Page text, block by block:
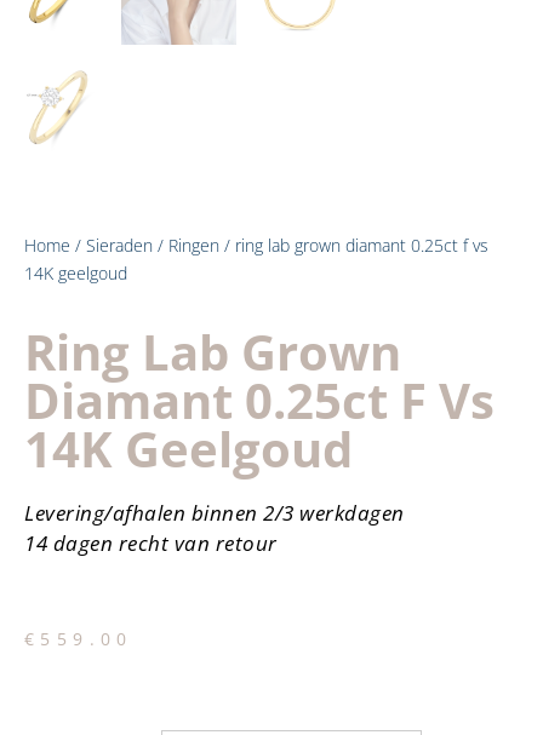
Home / Sieraden / Ringen / ring lab grown diamant 0.25ct f vs
14K geelgoud
Ring Lab Grown
Diamant 0.25ct F Vs
14K Geelgoud
Levering/afhalen binnen 2/3 werkdagen
14 dagen recht van retour
€ 559.00